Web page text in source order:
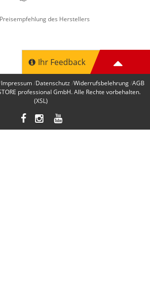
des Herstellers
Ihr Feedback
Impressum Datenschutz Widerrufsbelehrung AGB
professional GmbH. Alle Rechte vorbehalten.
(XSL)